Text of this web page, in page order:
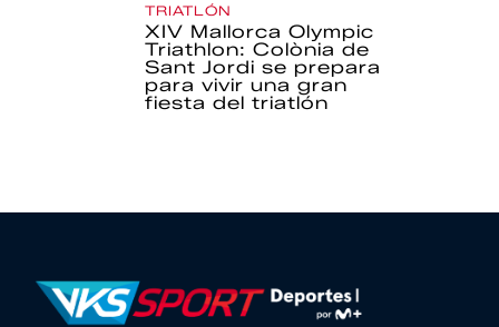
TRIATLÓN
XIV Mallorca Olympic
Triathlon: Colònia de
Sant Jordi se prepara
para vivir una gran
fiesta del triatlón